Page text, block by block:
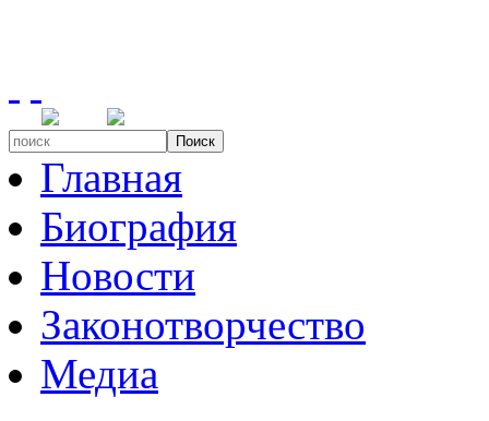
Поиск
Главная
Биография
Новости
Законотворчество
Медиа